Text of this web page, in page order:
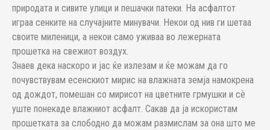
природата и сивите улици и пешачки патеки. На асфалтот
играа сенките на случајните минувачи. Некои од нив ги шетаа
своите миленици, а некои само уживаа во лежерната
прошетка на свежиот воздух.
Знаев дека наскоро и јас ќе излезам и ќе можам да го
почувствувам есенскиот мирис на влажната земја намокрена
од дождот, помешан со мирисот на цветните грмушки и сѐ
уште понекаде влажниот асфалт. Сакав да ја искористам
прошетката за слободно да можам размислам за она што ме